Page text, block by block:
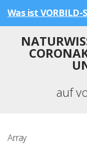
Was ist VORBILD-
auf
Array